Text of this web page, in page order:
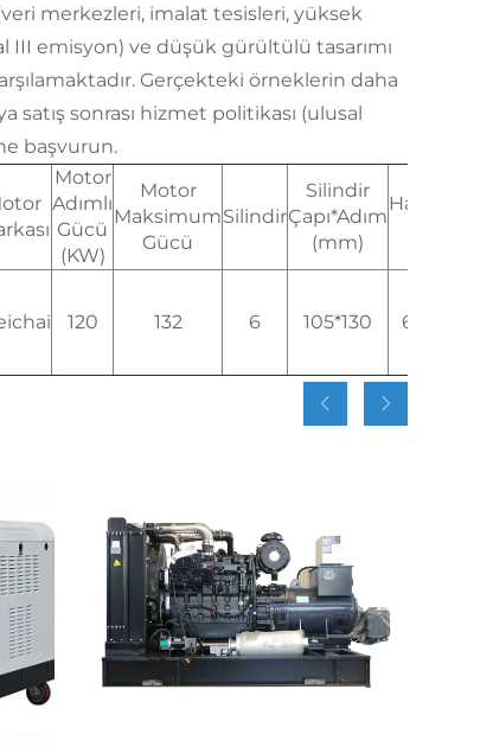
merkezleri, imalat tesisleri, yüksek
III emisyon) ve düşük gürültülü tasarımı
Gerçekteki örneklerin daha
sonrası hizmet politikası (ulusal
başvurun.
Motor
Adımlı
Gücü
(KW)
Motor
Maksimum
Gücü
Silindir
Silindir
Çapı*Adım
(mm)
Hacim
120 132 6 105*130 6.75